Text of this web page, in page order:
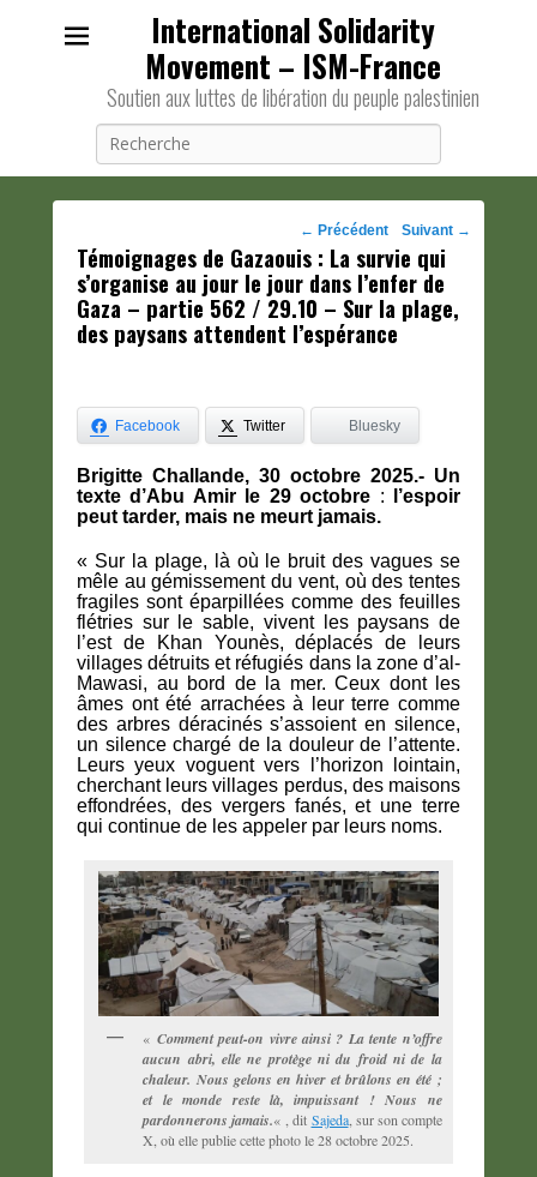
International Solidarity
Movement – ISM-France
Soutien aux luttes de libération du peuple palestinien
Navigation
des
posts
← Précédent Suivant →
Témoignages de Gazaouis : La survie qui
s’organise au jour le jour dans l’enfer de
Gaza – partie 562 / 29.10 – Sur la plage,
des paysans attendent l’espérance
Facebook Twitter Bluesky
Brigitte Challande, 30 octobre 2025.- Un
texte d’Abu Amir le 29 octobre : l’espoir
peut tarder, mais ne meurt jamais.
« Sur la plage, là où le bruit des vagues se
mêle au gémissement du vent, où des tentes
fragiles sont éparpillées comme des feuilles
flétries sur le sable, vivent les paysans de
l’est de Khan Younès, déplacés de leurs
villages détruits et réfugiés dans la zone d’al-
Mawasi, au bord de la mer. Ceux dont les
âmes ont été arrachées à leur terre comme
des arbres déracinés s’assoient en silence,
un silence chargé de la douleur de l’attente.
Leurs yeux voguent vers l’horizon lointain,
cherchant leurs villages perdus, des maisons
effondrées, des vergers fanés, et une terre
qui continue de les appeler par leurs noms.
« Comment peut-on vivre ainsi ? La tente n’offre
aucun abri, elle ne protège ni du froid ni de la
chaleur. Nous gelons en hiver et brûlons en été ;
et le monde reste là, impuissant ! Nous ne
pardonnerons jamais.« , dit Sajeda, sur son compte
X, où elle publie cette photo le 28 octobre 2025.